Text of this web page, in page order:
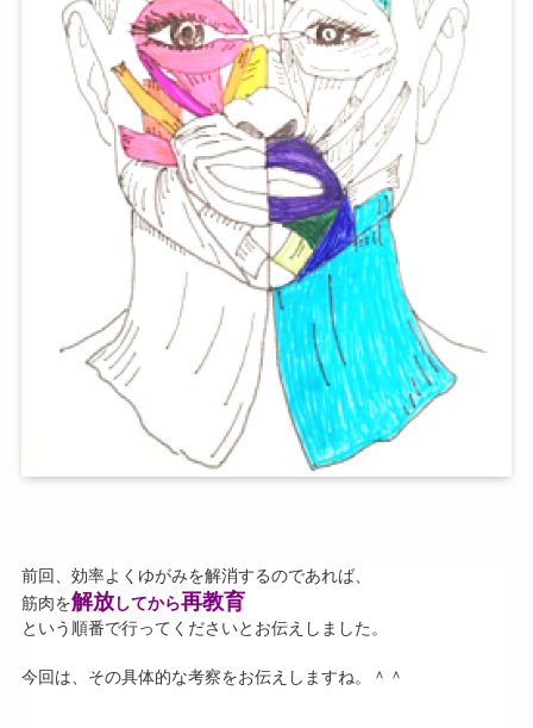
前回、効率よくゆがみを解消するのであれば、
筋肉を解放してから再教育
という順番で行ってくださいとお伝えしました。
今回は、その具体的な考察をお伝えしますね。＾＾